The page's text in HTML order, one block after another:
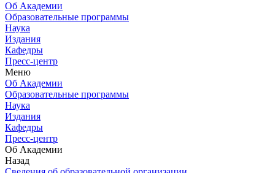
Об Академии
Образовательные программы
Наука
Издания
Кафедры
Пресс-центр
Меню
Об Академии
Образовательные программы
Наука
Издания
Кафедры
Пресс-центр
Об Академии
Назад